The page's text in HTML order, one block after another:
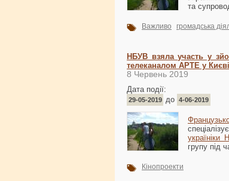
та
Важливо громадська
НБУВ взяла участь у
телеканалом АРТЕ у Києві
8 Червень 2019
Дата події:
29-05-2019 до 4-06-2019
україніки
групу під
Кінопроекти